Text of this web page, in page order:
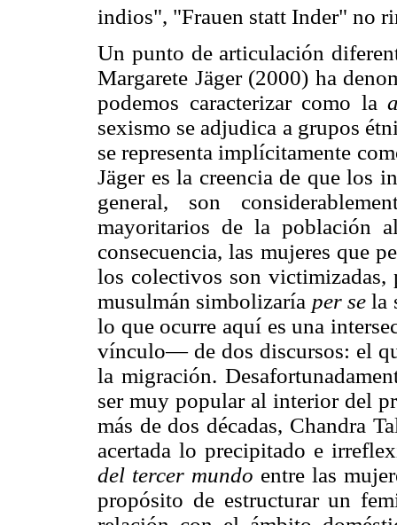
indios", "Frauen statt Inder" no
Un punto de articulación
Margarete Jäger (2000) ha
podemos caracterizar como la
sexismo se adjudica a grupos
se representa implícitamente
Jäger es la creencia de que los
general, son
mayoritarios de la población
consecuencia, las mujeres que
los colectivos son victimizadas,
musulmán simbolizaría per sela
lo que ocurre aquí es una
vínculo— de dos discursos: el
la migración.
ser muy popular al interior del
más de dos décadas, Chandra
acertada lo precipitado e
del tercer mundo entre las
propósito de estructurar un